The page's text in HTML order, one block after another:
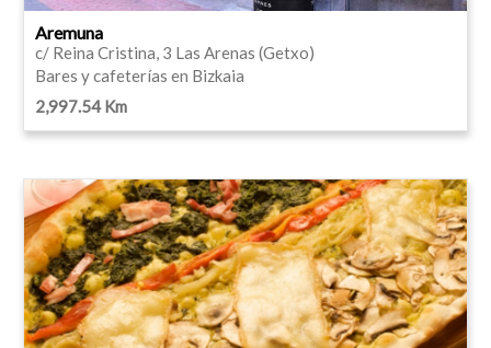
Aremuna
c/ Reina Cristina, 3 Las Arenas (Getxo)
Bares y cafeterías en Bizkaia
2,997.54 Km